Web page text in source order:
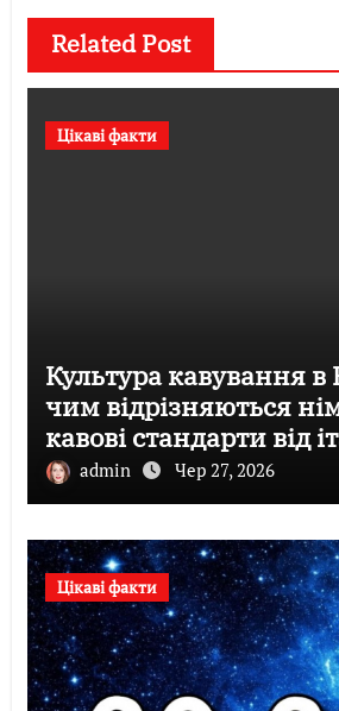
Related Post
Цікаві факти
Культура кавування
чим відрізняються
кавові стандарти від
admin Чер 27, 2026
Цікаві факти